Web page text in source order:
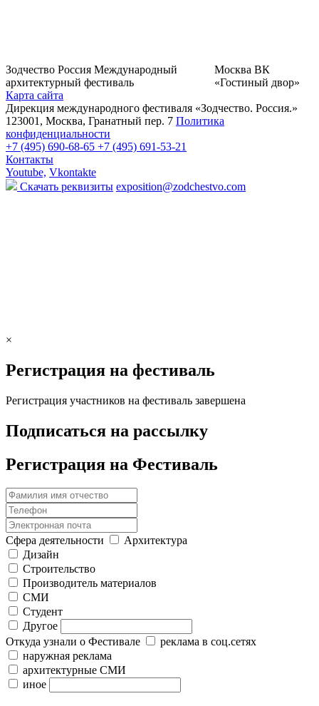
Зодчество Россия Международный
архитектурный фестиваль
Карта сайта
Москва ВК
«Гостиный двор»
Дирекция международного фестиваля «Зодчество. Россия.»
123001, Москва, Гранатный пер. 7 Политика
конфиденциальности
+7 (495) 690-68-65 +7 (495) 691-53-21
Контакты
Youtube, Vkontakte
Скачать реквизиты exposition@zodchestvo.com
×
Регистрация на фестиваль
Регистрация участников на фестиваль завершена
Подписаться на рассылку
Регистрация на Фестиваль
Сфера деятельности
Архитектура
Дизайн
Строительство
Производитель материалов
СМИ
Студент
Другое
Откуда узнали о Фестивале
реклама в соц.сетях
наружная реклама
архитектурные СМИ
иное